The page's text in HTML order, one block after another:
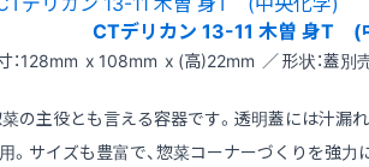
CTデリカン 13-11 木曽 身T (
：128mm x 108mm x (高)22mm ／ 形状：蓋別
の主役とも言える容器です。透明蓋には汁漏
用。サイズも豊富で、惣菜コーナーづくりを強力